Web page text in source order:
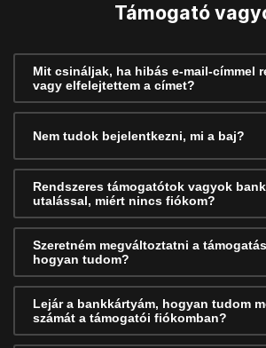
Támogató
Mit csináljak, ha hibás e-mail-címmel
vagy elfelejtettem a címet?
Nem tudok bejelentkezni, mi a baj?
Rendszeres támogatótok vagyok
utalással, miért nincs fiókom?
Szeretném megváltoztatni a
hogyan tudom?
Lejár a bankkártyám, hogyan tudom
számát a támogatói fiókomban?